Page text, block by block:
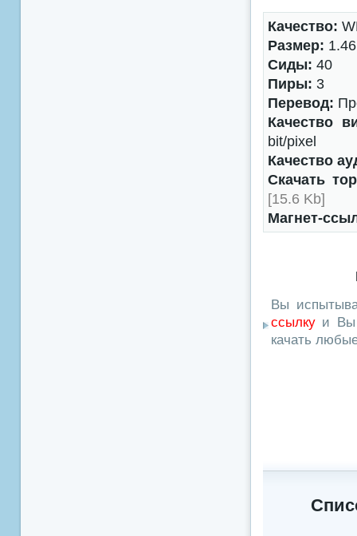
Качество:
Размер:
Сиды: 40
Пиры: 3
Перевод:
Качество
bit/pixel
Качество
Скачать
[15.6 Kb]
Магнет-
Вы
ссылку и Вы
качать